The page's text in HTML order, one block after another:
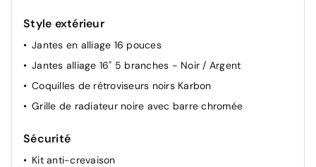
Style extérieur
Jantes en alliage 16 pouces
Jantes alliage 16" 5 branches - Noir / Argent
Coquilles de rétroviseurs noirs Karbon
Grille de radiateur noire avec barre chromée
Sécurité
Kit anti-crevaison